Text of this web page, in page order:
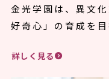
金光学園は、異文
好奇心」の育成を目
詳しく見る